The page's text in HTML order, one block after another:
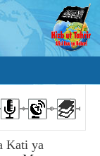
Kati ya